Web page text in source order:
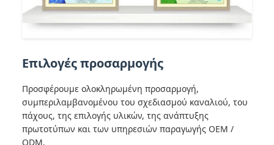
Επιλογές προσαρμογής
Προσφέρουμε ολοκληρωμένη προσαρμογή,
συμπεριλαμβανομένου του σχεδιασμού καναλιού, του
πάχους, της επιλογής υλικών, της ανάπτυξης
πρωτοτύπων και των υπηρεσιών παραγωγής OEM /
ODM.